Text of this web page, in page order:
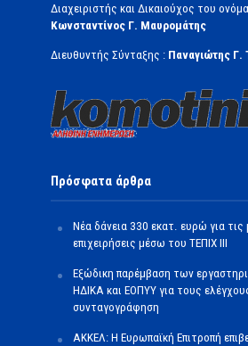
Διαχειριστής και Δικαιούχος του
Κωνσταντίνος Γ. Μαυρομάτης
Διευθυντής Σύνταξης : Παναγιώτης Γ.
Πρόσφατα άρθρα
Νέα δάνεια 330 εκατ. ευρώ για τις
επιχειρήσεις μέσω του ΤΕΠΙΧ ΙΙΙ
Εξώδικη παρέμβαση των
ΗΔΙΚΑ και ΕΟΠΥΥ για τους
συνταγογράφηση
ΑΚΚΕΛ: Η Ευρωπαϊκή Επιτροπή